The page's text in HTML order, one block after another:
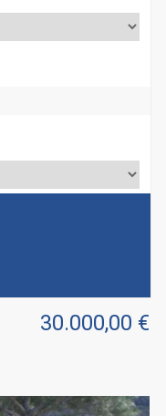
30.000,00 €